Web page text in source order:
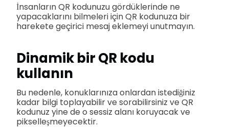
İnsanların QR kodunuzu gördüklerinde ne
yapacaklarını bilmeleri için QR kodunuza bir
harekete geçirici mesaj eklemeyi unutmayın.
Dinamik bir QR kodu
kullanın
Bu nedenle, konuklarınıza onlardan istediğiniz
kadar bilgi toplayabilir ve sorabilirsiniz ve QR
kodunuz yine de o sessiz alanı koruyacak ve
pikselleşmeyecektir.